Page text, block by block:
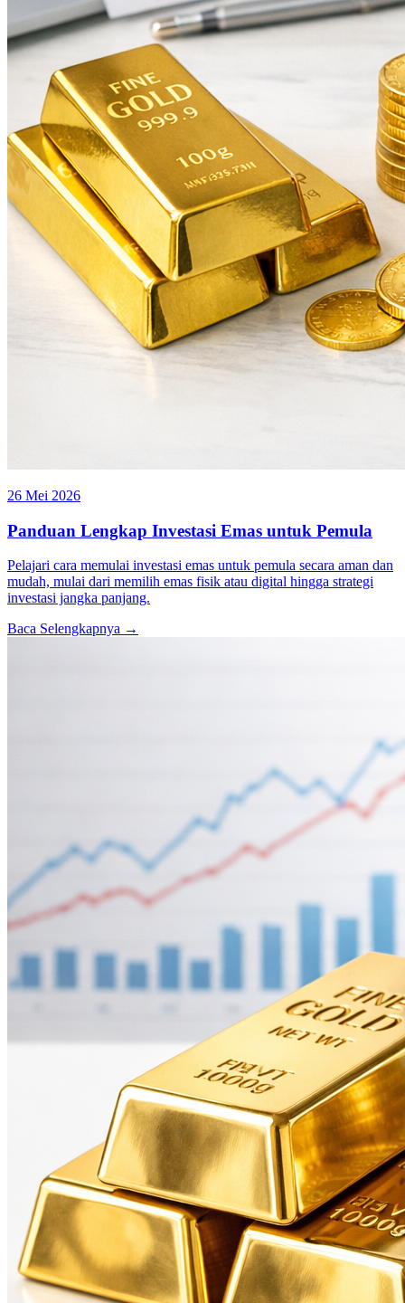
26 Mei 2026
Panduan Lengkap Investasi Emas untuk Pemula
Pelajari cara memulai investasi emas untuk pemula secara aman dan
mudah, mulai dari memilih emas fisik atau digital hingga strategi
investasi jangka panjang.
Baca Selengkapnya →